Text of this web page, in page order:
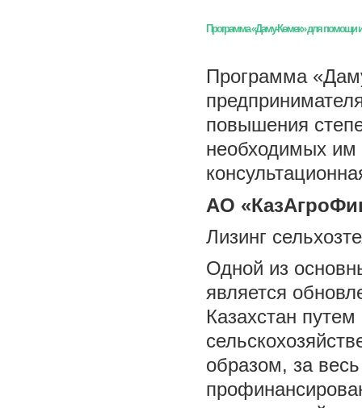
Программа «Даму-Көмек» для помощи
Программа
повышения
необходимых
АО
Лизинг
Одной из
является
Казахстан
образом, за